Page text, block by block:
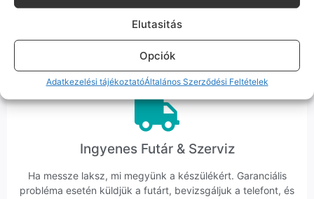
Elutasitás
Opciók
Adatkezelési tájékoztatóÁltalános Szerződési Feltételek
Hibázni emberi dolog, de a felelősségvállalás nálunk alap.
Ha ritkán előfordul egy hiba, nem kifogásokat keresünk,
hanem megoldást. Szakértő kollégáink azonnal kézbe
veszik az ügyedet.
Ingyenes Futár & Szerviz
Ha messze laksz, mi megyünk a készülékért. Garanciális
probléma esetén küldjük a futárt, bevizsgáljuk a telefont, és